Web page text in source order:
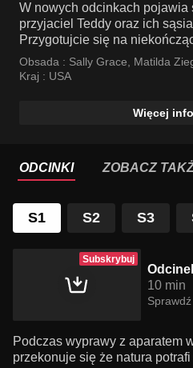
W nowych odcinkach pojawia
przyjaciel Teddy oraz ich
Przygotujcie się na
Obsada : Sally Grace Matilda
Kraj : USA
Więcej
ODCINKI ZOBACZ
S1 S2 S3
Subskrybuj
10 min
Podczas wyprawy z aparatem
przekonuje się że natura